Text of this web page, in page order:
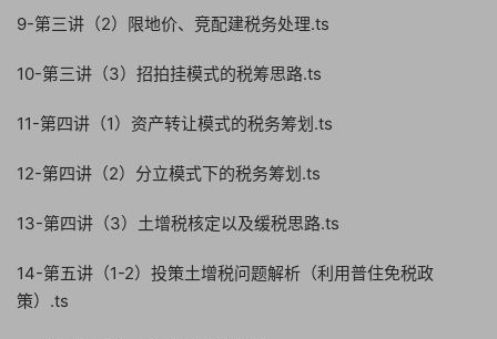
9-第三讲（2）限地价、竞配建税务处理.ts
10-第三讲（3）招拍挂模式的税筹思路.ts
11-第四讲（1）资产转让模式的税务筹划.ts
12-第四讲（2）分立模式下的税务筹划.ts
13-第四讲（3）土增税核定以及缓税思路.ts
14-第五讲（1-2）投策土增税问题解析（利用普住免税政
策）.ts